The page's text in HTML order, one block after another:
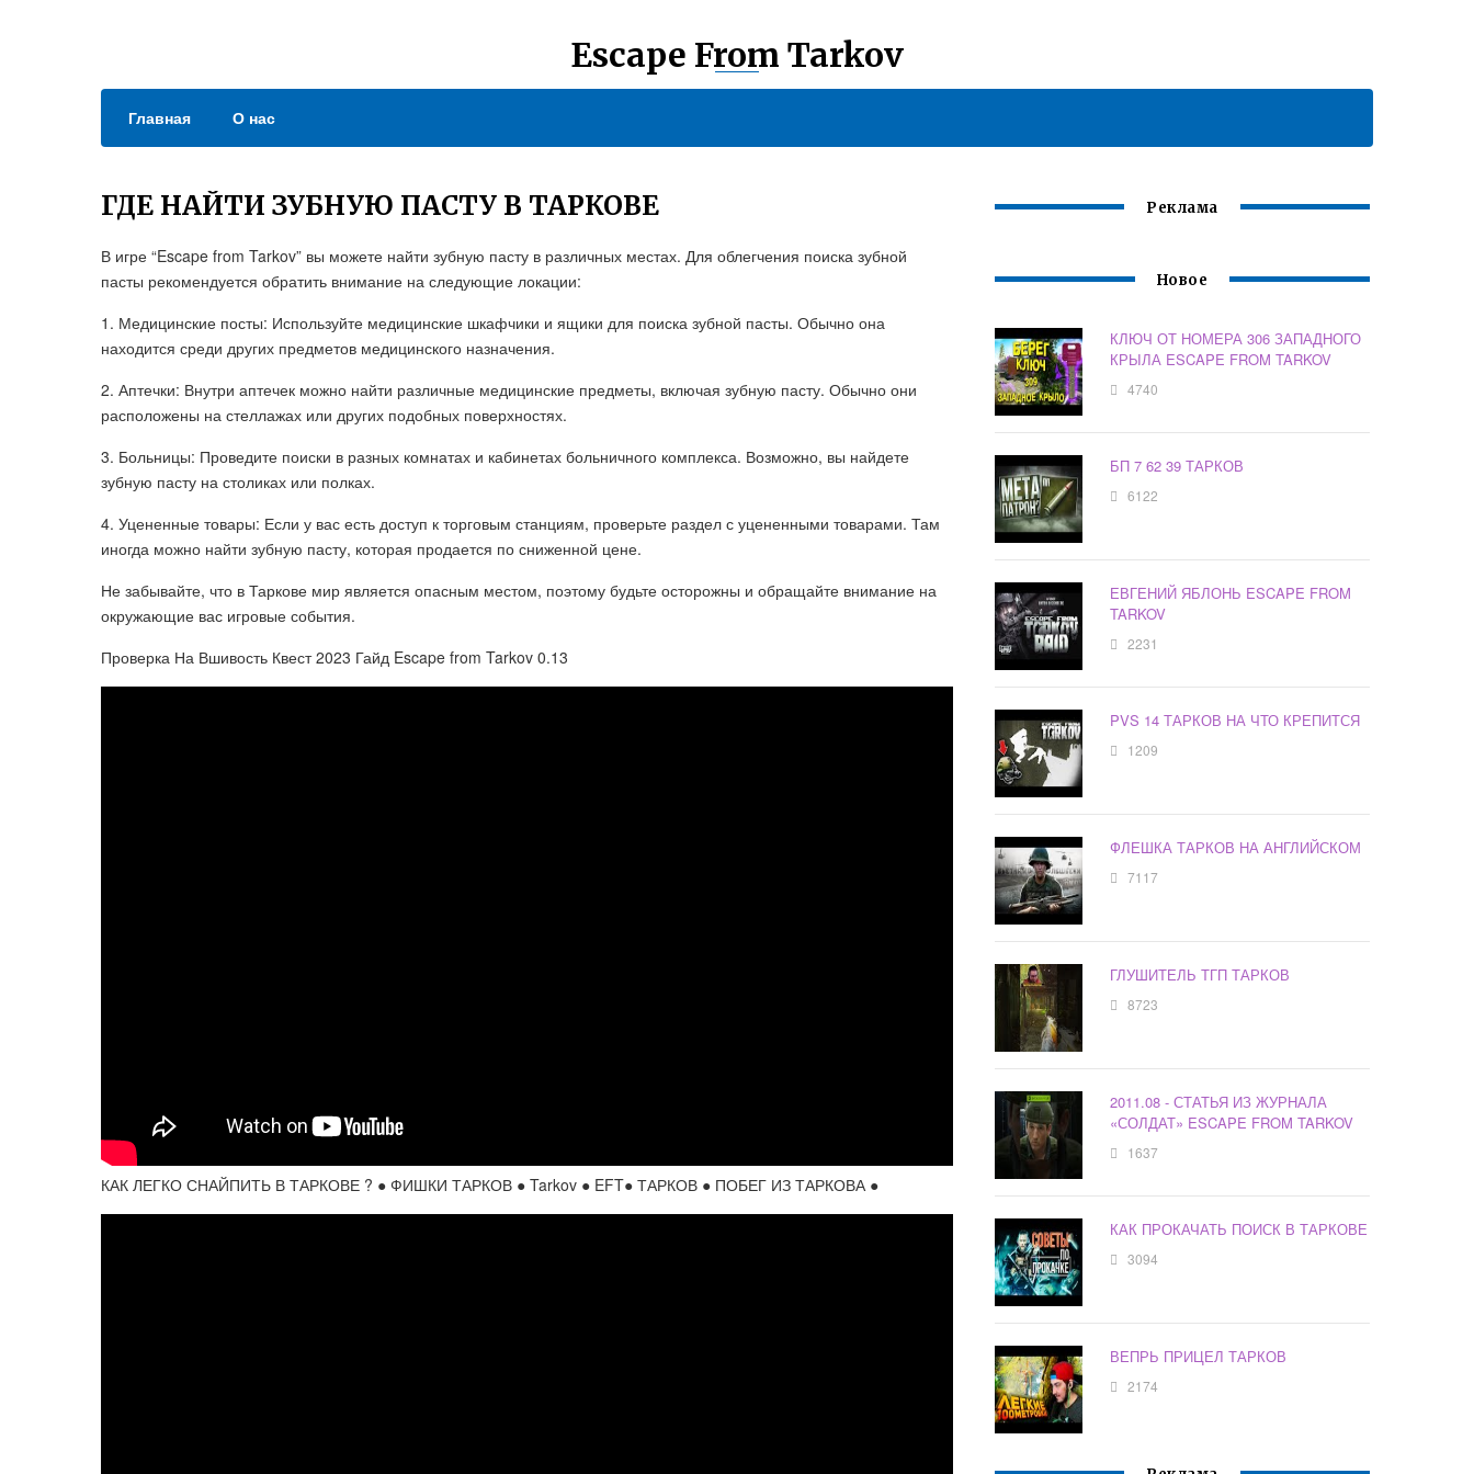
Escape From Tarkov
Главная О нас
ГДЕ НАЙТИ ЗУБНУЮ ПАСТУ В ТАРКОВЕ
В игре “Escape from Tarkov” вы можете найти зубную пасту в различных местах. Для облегчения поиска зубной
пасты рекомендуется обратить внимание на следующие локации:
1. Медицинские посты: Используйте медицинские шкафчики и ящики для поиска зубной пасты. Обычно она
находится среди других предметов медицинского назначения.
2. Аптечки: Внутри аптечек можно найти различные медицинские предметы, включая зубную пасту. Обычно они
расположены на стеллажах или других подобных поверхностях.
3. Больницы: Проведите поиски в разных комнатах и кабинетах больничного комплекса. Возможно, вы найдете
зубную пасту на столиках или полках.
4. Уцененные товары: Если у вас есть доступ к торговым станциям, проверьте раздел с уцененными товарами. Там
иногда можно найти зубную пасту, которая продается по сниженной цене.
Не забывайте, что в Таркове мир является опасным местом, поэтому будьте осторожны и обращайте внимание на
окружающие вас игровые события.
Проверка На Вшивость Квест 2023 Гайд Escape from Tarkov 0.13
КАК ЛЕГКО СНАЙПИТЬ В ТАРКОВЕ ? ● ФИШКИ ТАРКОВ ● Tarkov ● EFT● ТАРКОВ ● ПОБЕГ ИЗ ТАРКОВА ●
Реклама
Новое
КЛЮЧ ОТ НОМЕРА 306 ЗАПАДНОГО
КРЫЛА ESCAPE FROM TARKOV
4740
БП 7 62 39 ТАРКОВ
6122
ЕВГЕНИЙ ЯБЛОНЬ ESCAPE FROM
TARKOV
2231
PVS 14 ТАРКОВ НА ЧТО КРЕПИТСЯ
1209
ФЛЕШКА ТАРКОВ НА АНГЛИЙСКОМ
7117
ГЛУШИТЕЛЬ ТГП ТАРКОВ
8723
2011.08 - СТАТЬЯ ИЗ ЖУРНАЛА
«СОЛДАТ» ESCAPE FROM TARKOV
1637
КАК ПРОКАЧАТЬ ПОИСК В ТАРКОВЕ
3094
ВЕПРЬ ПРИЦЕЛ ТАРКОВ
2174